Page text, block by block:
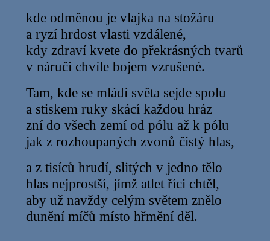
kde odměnou je vlajka na stožáru
a ryzí hrdost vlasti vzdálené,
kdy zdraví kvete do překrásných tvarů
v náruči chvíle bojem vzrušené.
Tam, kde se mládí světa sejde spolu
a stiskem ruky skácí každou hráz
zní do všech zemí od pólu až k pólu
jak z rozhoupaných zvonů čistý hlas,
a z tisíců hrudí, slitých v jedno tělo
hlas nejprostší, jímž atlet říci chtěl,
aby už navždy celým světem znělo
dunění míčů místo hřmění děl.